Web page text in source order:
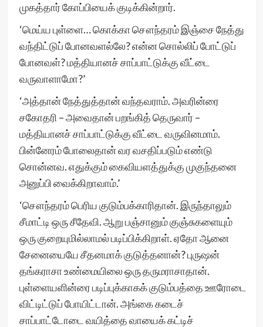
முகத்தார் கோப்பியைக் குடிக்கின்றார்.
‘மெய்ய புள்ளை… கொக்கா சௌந்தரம் இஞ்சை நேத்து
வந்திட்டுப் போனவளல்லே? என்ன சொல்லிப் போட்டுப்
போனவள்? மத்தியானச் சாப்பாட்டுக்கு வீட்டை
வருவாளாமோ?’
‘அத்தான் நேத்துத்தான் வந்தவராம். அவரின்ரை
சகோதரி – அவைதான் பறங்கித் தெருவார் –
மத்தியானச் சாப்பாட்டுக்கு வீட்டை வருவினமாம்.
பின்னேரம் போலைதான் வர வசதிப்படும் எண்டு
சொன்னவ. எதுக்கும் கைவியளத்துக்கு முகுந்தனை
அனுப்பி வைக்கிறாவாம்.’
‘சௌந்தரம் பெரிய குடும்பக்காரிதான். இருந்தாலும்
சீமாட்டி ஒரு சீதேவி. ஆறு பஞ்சானும் குஞ்சுகளையும்
ஒரு குறையுமில்லாமல் படிப்பிக்கிறாள். ஏதோ ஆனை
சேனையையே சீதனமாக் குடுத்தனான்? புருஷன்
தங்கராசா உண்மையிலை ஒரு தருமராசாதான்.
புள்ளையளின்ரை படிப்புக்காகக் குடும்பத்தை ஊரோடை
விட்டிட்டுப் போயிட்டான். அங்கை கடைச்
சாப்பாட்டோடை வயித்தை வாயைக் கட்டிச்